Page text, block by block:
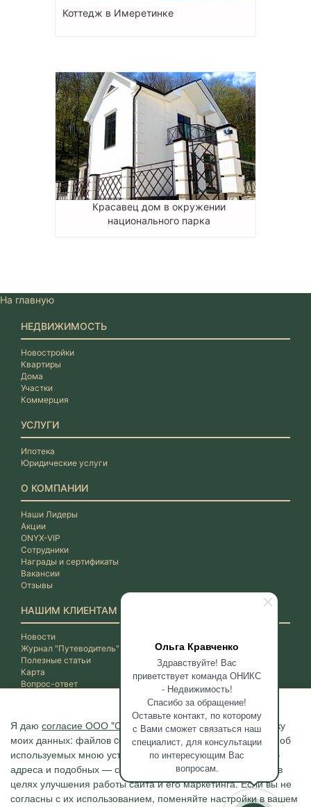
Ольга Кравченко
Здравствуйте! Вас
приветствует команда ОНИКС
- Недвижимость!
Спасибо за обращение!
Оставьте контакт, по которому
с Вами сможет связаться наш
специалист, для консультации
по интересующим Вас
вопросам.
Коттедж в Имеретинке
Красавец дом в окружении
национального парка
Я даю согласие ООО "ОНИКС-Недвижимость"на обработку
моих данных: файлов cookie, сведений о моих действиях, об
используемых мною устройствах, даты и время сессии, IP-
адреса и подобных — с помощью метрических программ в
целях улучшения работы сайта и его маркетинга. Если вы не
согласны с их использованием, поменяйте настройки в вашем
На главную
НЕДВИЖИМОСТЬ
Новостройки
Квартиры
Дома
Участки
Коммерция
УСЛУГИ
Ипотека
Юридические услуги
О КОМПАНИИ
Наши Лидеры
Акции
ONYX-VIP
Сотрудники
Награды и сертификаты
Вакансии
Отзывы
НАШИМ КЛИЕНТАМ
Новости
Журнал "Путеводитель"
Полезные статьи
Карта
Вопрос-ответ